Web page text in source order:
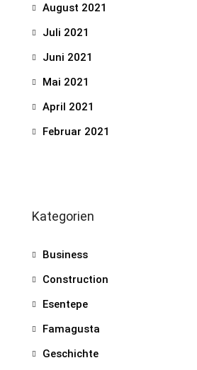
August 2021
Juli 2021
Juni 2021
Mai 2021
April 2021
Februar 2021
Kategorien
Business
Construction
Esentepe
Famagusta
Geschichte